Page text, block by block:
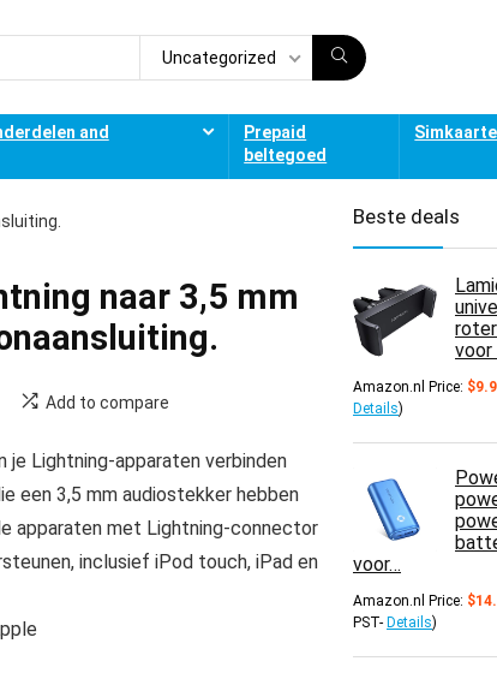
Uncategorized
and
Prepaid
beltegoed
naar 3,5 mm
Add to compare
je Lightning-apparaten verbinden
een 3,5 mm audiostekker hebben
apparaten met Lightning-connector
inclusief iPod touch, iPad en
Beste deals
Amazon.nl Price: $
Details)
voor…
Amazon.nl Price: $
PST- Details)